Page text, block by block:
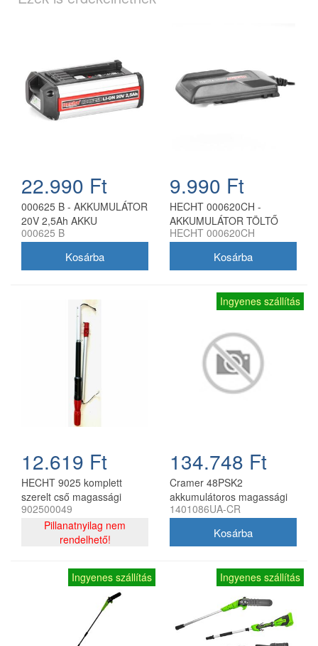
22.990 Ft
000625 B - AKKUMULÁTOR
20V 2,5Ah AKKU
PROGRAM 6020
000625 B
9.990 Ft
HECHT 000620CH -
AKKUMULÁTOR TÖLTŐ
AKKU PROGRAM 6020
HECHT 000620CH
12.619 Ft
HECHT 9025 komplett
szerelt cső magassági
ágvágóhoz
902500049
Pillanatnyilag nem
rendelhető!
Ingyenes szállítás
134.748 Ft
Cramer 48PSK2
akkumulátoros magassági
ágvágó 48V akkumulátorral
1401086UA-CR
Ingyenes szállítás Ingyenes szállítás